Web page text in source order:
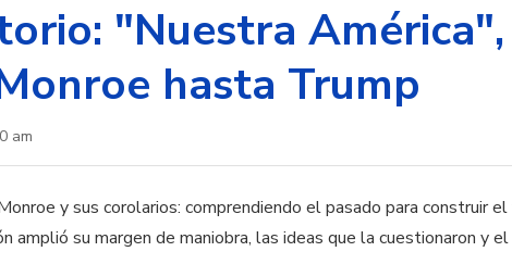
"Nuestra
hasta Trump
am
y sus corolarios: comprendiendo el pasado para construir
amplió su margen de maniobra, las ideas que la cuestionaron y